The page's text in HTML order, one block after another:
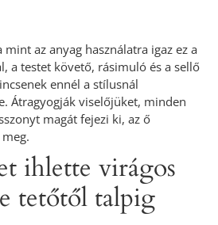
mint az anyag használatra igaz ez a
a testet követő, rásimuló és a sellő
ennél a stílusnál
Átragyogják viselőjüket, minden
magát fejezi ki, az ő
ihlette virágos
tetőtől talpig